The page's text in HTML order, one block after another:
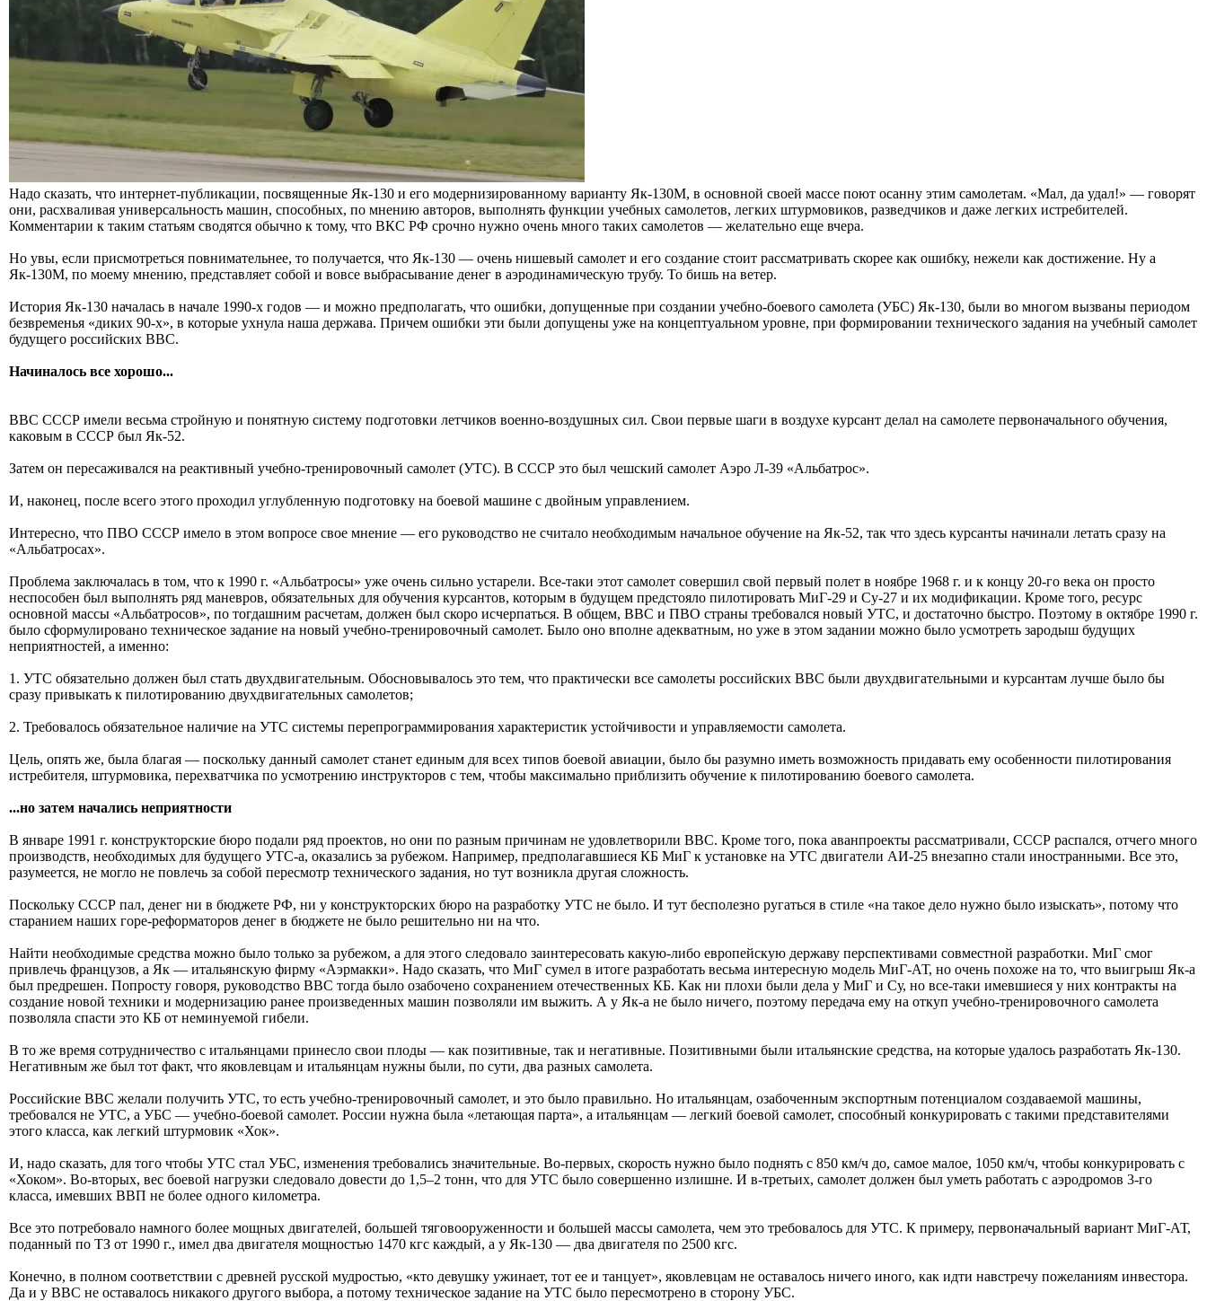
Надо сказать, что интернет-публикации, посвященные Як-130 и его модернизированному варианту Як-130М, в основной своей массе поют осанну этим самолетам. «Мал, да удал!» — говорят
они, расхваливая универсальность машин, способных, по мнению авторов, выполнять функции учебных самолетов, легких штурмовиков, разведчиков и даже легких истребителей.
Комментарии к таким статьям сводятся обычно к тому, что ВКС РФ срочно нужно очень много таких самолетов — желательно еще вчера.
Но увы, если присмотреться повнимательнее, то получается, что Як-130 — очень нишевый самолет и его создание стоит рассматривать скорее как ошибку, нежели как достижение. Ну а
Як-130М, по моему мнению, представляет собой и вовсе выбрасывание денег в аэродинамическую трубу. То бишь на ветер.
История Як-130 началась в начале 1990-х годов — и можно предполагать, что ошибки, допущенные при создании учебно-боевого самолета (УБС) Як-130, были во многом вызваны периодом
безвременья «диких 90-х», в которые ухнула наша держава. Причем ошибки эти были допущены уже на концептуальном уровне, при формировании технического задания на учебный самолет
будущего российских ВВС.
Начиналось все хорошо...
ВВС СССР имели весьма стройную и понятную систему подготовки летчиков военно-воздушных сил. Свои первые шаги в воздухе курсант делал на самолете первоначального обучения,
каковым в СССР был Як-52.
Затем он пересаживался на реактивный учебно-тренировочный самолет (УТС). В СССР это был чешский самолет Аэро Л-39 «Альбатрос».
И, наконец, после всего этого проходил углубленную подготовку на боевой машине с двойным управлением.
Интересно, что ПВО СССР имело в этом вопросе свое мнение — его руководство не считало необходимым начальное обучение на Як-52, так что здесь курсанты начинали летать сразу на
«Альбатросах».
Проблема заключалась в том, что к 1990 г. «Альбатросы» уже очень сильно устарели. Все-таки этот самолет совершил свой первый полет в ноябре 1968 г. и к концу 20-го века он просто
неспособен был выполнять ряд маневров, обязательных для обучения курсантов, которым в будущем предстояло пилотировать МиГ-29 и Су-27 и их модификации. Кроме того, ресурс
основной массы «Альбатросов», по тогдашним расчетам, должен был скоро исчерпаться. В общем, ВВС и ПВО страны требовался новый УТС, и достаточно быстро. Поэтому в октябре 1990 г.
было сформулировано техническое задание на новый учебно-тренировочный самолет. Было оно вполне адекватным, но уже в этом задании можно было усмотреть зародыш будущих
неприятностей, а именно:
1. УТС обязательно должен был стать двухдвигательным. Обосновывалось это тем, что практически все самолеты российских ВВС были двухдвигательными и курсантам лучше было бы
сразу привыкать к пилотированию двухдвигательных самолетов;
2. Требовалось обязательное наличие на УТС системы перепрограммирования характеристик устойчивости и управляемости самолета.
Цель, опять же, была благая — поскольку данный самолет станет единым для всех типов боевой авиации, было бы разумно иметь возможность придавать ему особенности пилотирования
истребителя, штурмовика, перехватчика по усмотрению инструкторов с тем, чтобы максимально приблизить обучение к пилотированию боевого самолета.
...но затем начались неприятности
В январе 1991 г. конструкторские бюро подали ряд проектов, но они по разным причинам не удовлетворили ВВС. Кроме того, пока аванпроекты рассматривали, СССР распался, отчего много
производств, необходимых для будущего УТС-а, оказались за рубежом. Например, предполагавшиеся КБ МиГ к установке на УТС двигатели АИ-25 внезапно стали иностранными. Все это,
разумеется, не могло не повлечь за собой пересмотр технического задания, но тут возникла другая сложность.
Поскольку СССР пал, денег ни в бюджете РФ, ни у конструкторских бюро на разработку УТС не было. И тут бесполезно ругаться в стиле «на такое дело нужно было изыскать», потому что
старанием наших горе-реформаторов денег в бюджете не было решительно ни на что.
Найти необходимые средства можно было только за рубежом, а для этого следовало заинтересовать какую-либо европейскую державу перспективами совместной разработки. МиГ смог
привлечь французов, а Як — итальянскую фирму «Аэрмакки». Надо сказать, что МиГ сумел в итоге разработать весьма интересную модель МиГ-АТ, но очень похоже на то, что выигрыш Як-а
был предрешен. Попросту говоря, руководство ВВС тогда было озабочено сохранением отечественных КБ. Как ни плохи были дела у МиГ и Су, но все-таки имевшиеся у них контракты на
создание новой техники и модернизацию ранее произведенных машин позволяли им выжить. А у Як-а не было ничего, поэтому передача ему на откуп учебно-тренировочного самолета
позволяла спасти это КБ от неминуемой гибели.
В то же время сотрудничество с итальянцами принесло свои плоды — как позитивные, так и негативные. Позитивными были итальянские средства, на которые удалось разработать Як-130.
Негативным же был тот факт, что яковлевцам и итальянцам нужны были, по сути, два разных самолета.
Российские ВВС желали получить УТС, то есть учебно-тренировочный самолет, и это было правильно. Но итальянцам, озабоченным экспортным потенциалом создаваемой машины,
требовался не УТС, а УБС — учебно-боевой самолет. России нужна была «летающая парта», а итальянцам — легкий боевой самолет, способный конкурировать с такими представителями
этого класса, как легкий штурмовик «Хок».
И, надо сказать, для того чтобы УТС стал УБС, изменения требовались значительные. Во-первых, скорость нужно было поднять с 850 км/ч до, самое малое, 1050 км/ч, чтобы конкурировать с
«Хоком». Во-вторых, вес боевой нагрузки следовало довести до 1,5–2 тонн, что для УТС было совершенно излишне. И в-третьих, самолет должен был уметь работать с аэродромов 3-го
класса, имевших ВВП не более одного километра.
Все это потребовало намного более мощных двигателей, большей тяговооруженности и большей массы самолета, чем это требовалось для УТС. К примеру, первоначальный вариант МиГ-АТ,
поданный по ТЗ от 1990 г., имел два двигателя мощностью 1470 кгс каждый, а у Як-130 — два двигателя по 2500 кгс.
Конечно, в полном соответствии с древней русской мудростью, «кто девушку ужинает, тот ее и танцует», яковлевцам не оставалось ничего иного, как идти навстречу пожеланиям инвестора.
Да и у ВВС не оставалось никакого другого выбора, а потому техническое задание на УТС было пересмотрено в сторону УБС.